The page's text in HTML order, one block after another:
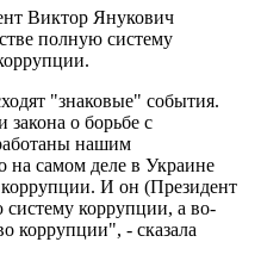
Виктор Янукович
полную систему
"знаковые" события.
о борьбе с
нашим
на самом деле в Украине
И он (Президент
коррупции, а во-
коррупции", - сказала